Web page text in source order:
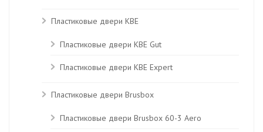
Пластиковые двери KBE
Пластиковые двери КВЕ Gut
Пластиковые двери КВЕ Expert
Пластиковые двери Brusbox
Пластиковые двери Brusbox 60-3 Aero